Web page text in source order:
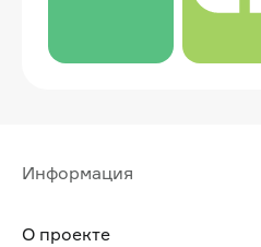
Информация
О проекте